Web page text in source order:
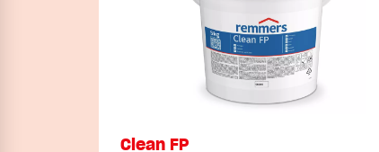
Clean FP